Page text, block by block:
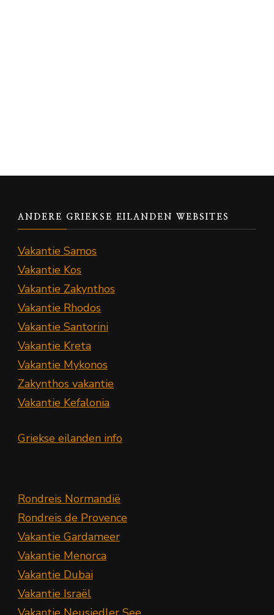
ANDERE GRIEKSE EILANDEN WEBSITES
Vakantie Samos
Vakantie Kos
Vakantie Zakynthos
Vakantie Rhodos
Vakantie Santorini
Vakantie Kreta
Vakantie Mykonos
Zakynthos vakantie
Vakantie Kefalonia
Griekse eilanden info
Rondreis Normandië
Rondreis de Provence
Vakantie Gardameer
Vakantie Menorca
Vakantie Dubai
Vakantie Israël